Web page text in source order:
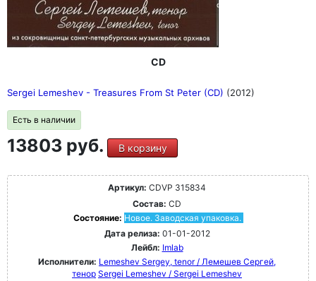
CD
Sergei Lemeshev - Treasures From St Peter (CD) (2012)
Есть в наличии
13803 руб. В корзину
Артикул: CDVP 315834
Состав: CD
Состояние: Новое. Заводская упаковка.
Дата релиза: 01-01-2012
Лейбл: Imlab
Исполнители: Lemeshev Sergey, tenor / Лемешев Сергей,
тенор Sergei Lemeshev / Sergei Lemeshev